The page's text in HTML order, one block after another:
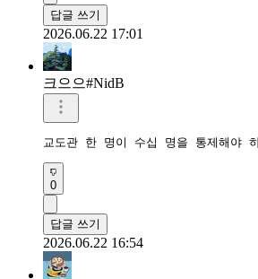
답글 쓰기
2026.06.22 17:01
크으으#NidB
교도관 한 명이 수십 명을 통제해야
0
답글 쓰기
2026.06.22 16:54